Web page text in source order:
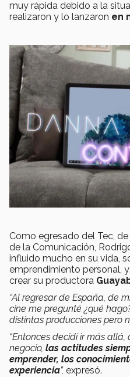
muy rápida debido a la
realizaron y lo lanzaron en
Como egresado del Tec,
de la Comunicación,
influido mucho en su vida,
emprendimiento personal,
crear su productora
“Al regresar de España, de
cine me pregunté ¿qué
distintas producciones pero
“Entonces decidí ir más
negocio, las actitudes
emprender, los
experiencia”, expresó.